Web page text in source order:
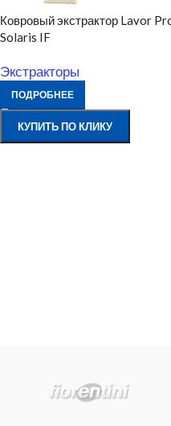
Ковровый экстрактор Lavor
Solaris IF
Экстракторы
ПОДРОБНЕЕ
КУПИТЬ ПО КЛИКУ